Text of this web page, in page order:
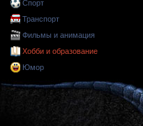
Спорт
Транспорт
Фильмы и анимация
Хобби и образование
Юмор